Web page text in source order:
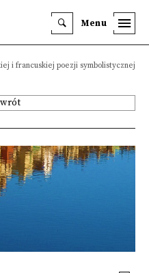
Menu
i francuskiej poezji symbolistycznej